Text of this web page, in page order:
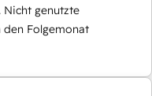
Nicht genutzte
Folgemonat